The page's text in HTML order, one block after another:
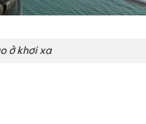
ở khơi xa